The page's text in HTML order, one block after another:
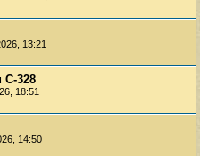
13:21
328
18:51
14:50